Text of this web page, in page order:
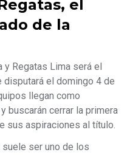
el
de la
y Regatas Lima será el
el domingo 4 de
llegan como
buscarán cerrar la primera
sus aspiraciones al título.
ser uno de los